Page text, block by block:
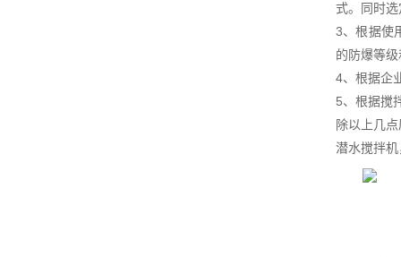
式。同时
3、根据使
的防爆等
4、根据企
5、根据搅
除以上几
潜水搅拌